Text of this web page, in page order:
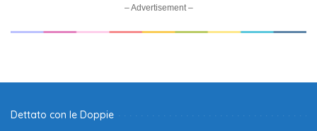
– Advertisement –
Dettato con le Doppie